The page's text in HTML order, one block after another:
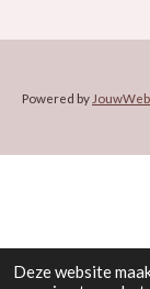
Deze website
Powered by JouwWeb